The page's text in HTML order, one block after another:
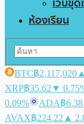
ห้องเรียน
BTC฿2,117,020
XRP฿35.62 ▼
0.09%
ADA฿6.38
AVAX฿224.22 ▲